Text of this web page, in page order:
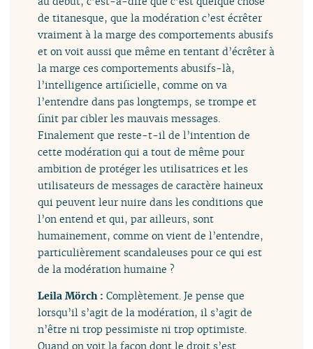
de titanesque, que la modération c’est écrêter
vraiment à la marge des comportements abusifs
et on voit aussi que même en tentant d’écrêter à
la marge ces comportements abusifs-là,
l’intelligence artificielle, comme on va
l’entendre dans pas longtemps, se trompe et
finit par cibler les mauvais messages.
Finalement que reste-t-il de l’intention de
cette modération qui a tout de même pour
ambition de protéger les utilisatrices et les
utilisateurs de messages de caractère haineux
qui peuvent leur nuire dans les conditions que
l’on entend et qui, par ailleurs, sont
humainement, comme on vient de l’entendre,
particulièrement scandaleuses pour ce qui est
de la modération humaine ?
Leila Mörch :Complètement. Je pense que
lorsqu’il s’agit de la modération, il s’agit de
n’être ni trop pessimiste ni trop optimiste.
Quand on voit la façon dont le droit s’est